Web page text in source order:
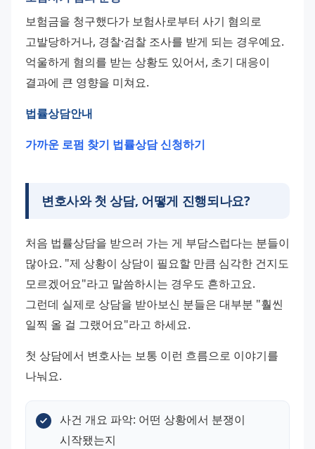
보험금을 청구했다가 보험사로부터 사기 혐의로
고발당하거나, 경찰·검찰 조사를 받게 되는 경우예요.
억울하게 혐의를 받는 상황도 있어서, 초기 대응이
결과에 큰 영향을 미쳐요.
법률상담안내
가까운 로펌 찾기 법률상담 신청하기
변호사와 첫 상담, 어떻게 진행되나요?
처음 법률상담을 받으러 가는 게 부담스럽다는 분들이
많아요. "제 상황이 상담이 필요할 만큼 심각한 건지도
모르겠어요"라고 말씀하시는 경우도 흔하고요.
그런데 실제로 상담을 받아보신 분들은 대부분 "훨씬
일찍 올 걸 그랬어요"라고 하세요.
첫 상담에서 변호사는 보통 이런 흐름으로 이야기를
나눠요.
사건 개요 파악: 어떤 상황에서 분쟁이
시작됐는지